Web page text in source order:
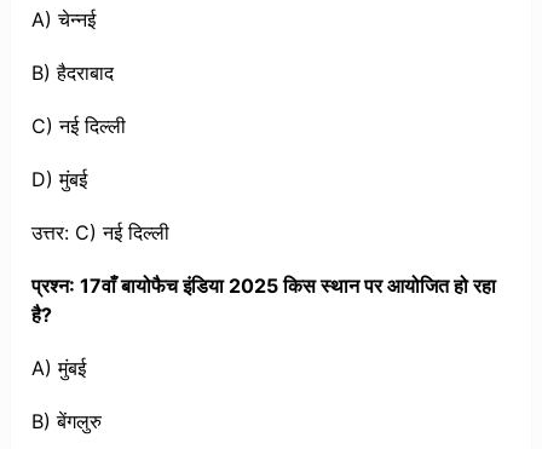
A) चेन्नई
B) हैदराबाद
C) नई दिल्ली
D) मुंबई
उत्तर: C) नई दिल्ली
प्रश्न: 17वाँ बायोफैच इंडिया 2025 किस स्थान पर आयोजित हो रहा
है?
A) मुंबई
B) बेंगलुरु